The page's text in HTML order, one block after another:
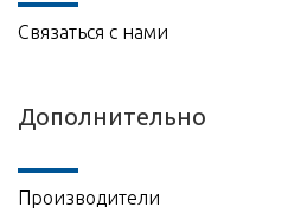
Связаться с нами
Дополнительно
Производители